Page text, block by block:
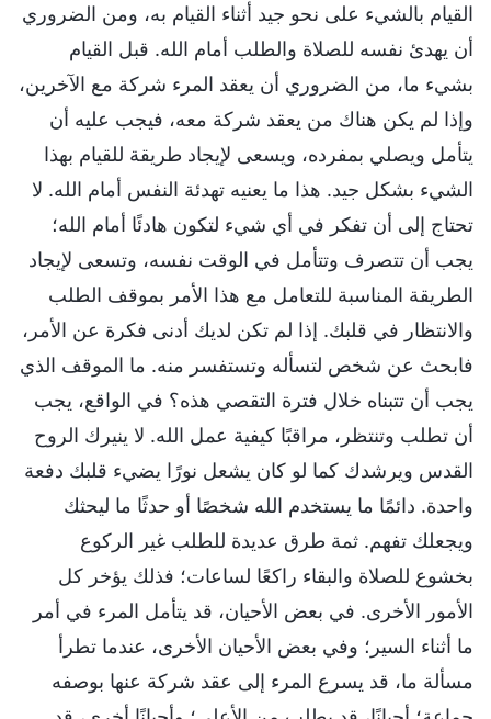
القيام بالشيء على نحو جيد أثناء القيام به، ومن الضروري
أن يهدئ نفسه للصلاة والطلب أمام الله. قبل القيام
بشيء ما، من الضروري أن يعقد المرء شركة مع الآخرين،
وإذا لم يكن هناك من يعقد شركة معه، فيجب عليه أن
يتأمل ويصلي بمفرده، ويسعى لإيجاد طريقة للقيام بهذا
الشيء بشكل جيد. هذا ما يعنيه تهدئة النفس أمام الله. لا
تحتاج إلى أن تفكر في أي شيء لتكون هادئًا أمام الله؛
يجب أن تتصرف وتتأمل في الوقت نفسه، وتسعى لإيجاد
الطريقة المناسبة للتعامل مع هذا الأمر بموقف الطلب
والانتظار في قلبك. إذا لم تكن لديك أدنى فكرة عن الأمر،
فابحث عن شخص لتسأله وتستفسر منه. ما الموقف الذي
يجب أن تتبناه خلال فترة التقصي هذه؟ في الواقع، يجب
أن تطلب وتنتظر، مراقبًا كيفية عمل الله. لا ينيرك الروح
القدس ويرشدك كما لو كان يشعل نورًا يضيء قلبك دفعة
واحدة. دائمًا ما يستخدم الله شخصًا أو حدثًا ما ليحثك
ويجعلك تفهم. ثمة طرق عديدة للطلب غير الركوع
بخشوع للصلاة والبقاء راكعًا لساعات؛ فذلك يؤخر كل
الأمور الأخرى. في بعض الأحيان، قد يتأمل المرء في أمر
ما أثناء السير؛ وفي بعض الأحيان الأخرى، عندما تطرأ
مسألة ما، قد يسرع المرء إلى عقد شركة عنها بوصفه